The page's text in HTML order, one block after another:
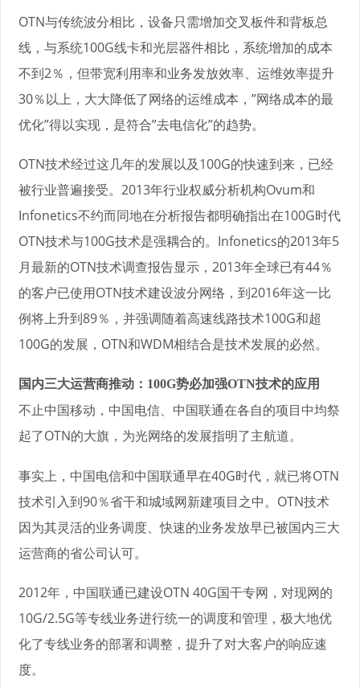
OTN与传统波分相比，设备只需增加交叉板件和背板总
线，与系统100G线卡和光层器件相比，系统增加的成本
不到2％，但带宽利用率和业务发放效率、运维效率提升
30％以上，大大降低了网络的运维成本，”网络成本的最
优化”得以实现，是符合”去电信化”的趋势。
OTN技术经过这几年的发展以及100G的快速到来，已经
被行业普遍接受。2013年行业权威分析机构Ovum和
Infonetics不约而同地在分析报告都明确指出在100G时代
OTN技术与100G技术是强耦合的。Infonetics的2013年5
月最新的OTN技术调查报告显示，2013年全球已有44％
的客户已使用OTN技术建设波分网络，到2016年这一比
例将上升到89％，并强调随着高速线路技术100G和超
100G的发展，OTN和WDM相结合是技术发展的必然。
国内三大运营商推动：100G势必加强OTN技术的应用
不止中国移动，中国电信、中国联通在各自的项目中均祭
起了OTN的大旗，为光网络的发展指明了主航道。
事实上，中国电信和中国联通早在40G时代，就已将OTN
技术引入到90％省干和城域网新建项目之中。OTN技术
因为其灵活的业务调度、快速的业务发放早已被国内三大
运营商的省公司认可。
2012年，中国联通已建设OTN 40G国干专网，对现网的
10G/2.5G等专线业务进行统一的调度和管理，极大地优
化了专线业务的部署和调整，提升了对大客户的响应速
度。